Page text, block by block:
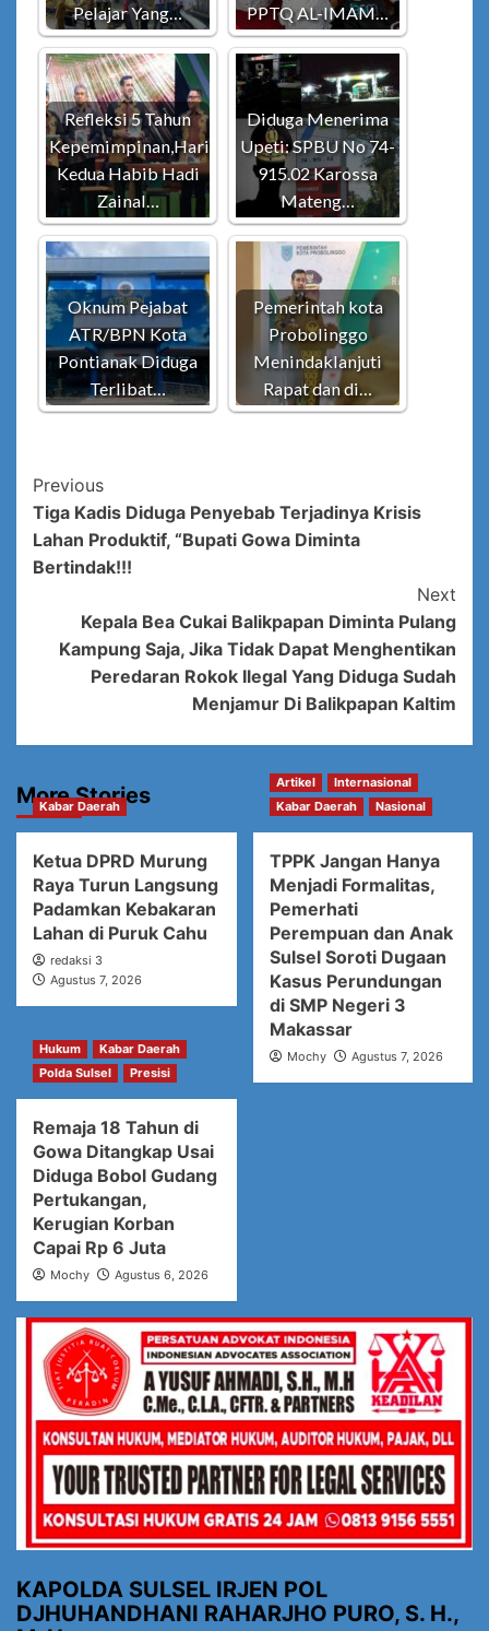
Pelajar Yang…
PPTQ AL-IMAM…
Refleksi 5 Tahun
Kepemimpinan,Hari
Kedua Habib Hadi
Zainal…
Diduga Menerima
Upeti: SPBU No 74-
915.02 Karossa
Mateng…
Oknum Pejabat
ATR/BPN Kota
Pontianak Diduga
Terlibat…
Pemerintah kota
Probolinggo
Menindaklanjuti
Rapat dan di…
Post
Navigation
Previous
Tiga Kadis Diduga Penyebab Terjadinya Krisis
Lahan Produktif, “Bupati Gowa Diminta
Bertindak!!!
Next
Kepala Bea Cukai Balikpapan Diminta Pulang
Kampung Saja, Jika Tidak Dapat Menghentikan
Peredaran Rokok Ilegal Yang Diduga Sudah
Menjamur Di Balikpapan Kaltim
More Stories
Kabar Daerah
Ketua DPRD Murung
Raya Turun Langsung
Padamkan Kebakaran
Lahan di Puruk Cahu
redaksi 3
Agustus 7, 2026
Artikel
Internasional
Kabar Daerah
Nasional
TPPK Jangan Hanya
Menjadi Formalitas,
Pemerhati
Perempuan dan Anak
Sulsel Soroti Dugaan
Kasus Perundungan
di SMP Negeri 3
Makassar
Mochy Agustus 7, 2026
Hukum
Kabar Daerah
Polda Sulsel
Presisi
Remaja 18 Tahun di
Gowa Ditangkap Usai
Diduga Bobol Gudang
Pertukangan,
Kerugian Korban
Capai Rp 6 Juta
Mochy Agustus 6, 2026
KAPOLDA SULSEL IRJEN POL
DJHUHANDHANI RAHARJHO PURO, S. H.,